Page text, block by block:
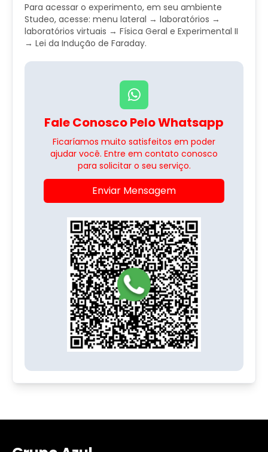
Para acessar o experimento, em seu ambiente
Studeo, acesse: menu lateral → laboratórios →
laboratórios virtuais → Física Geral e Experimental II
→ Lei da Indução de Faraday.
Fale Conosco Pelo Whatsapp
Ficaríamos muito satisfeitos em poder
ajudar você. Entre em contato conosco
para solicitar o seu serviço.
Enviar Mensagem